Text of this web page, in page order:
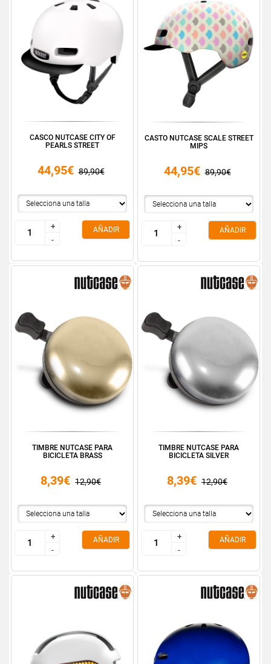
CASCO NUTCASE CITY OF
PEARLS STREET
44,95€ 89,90€
+
-
+
-
AÑADIR
CASTO NUTCASE SCALE STREET
MIPS
44,95€ 89,90€
+
-
+
-
AÑADIR
TIMBRE NUTCASE PARA
BICICLETA BRASS
8,39€ 12,90€
+
-
+
-
AÑADIR
TIMBRE NUTCASE PARA
BICICLETA SILVER
8,39€ 12,90€
+
-
+
-
AÑADIR